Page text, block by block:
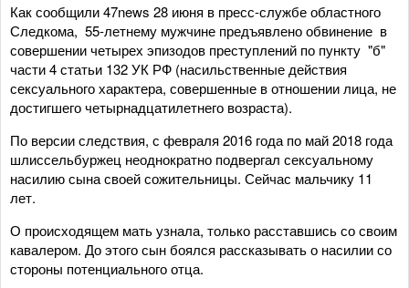
Как сообщили 47news 28 июня в пресс-службе областного
Следкома, 55-летнему мужчине предъявлено обвинение в
совершении четырех эпизодов преступлений по пункту "б"
части 4 статьи 132 УК РФ (насильственные действия
сексуального характера, совершенные в отношении лица, не
достигшего четырнадцатилетнего возраста).
По версии следствия, с февраля 2016 года по май 2018 года
шлиссельбуржец неоднократно подвергал сексуальному
насилию сына своей сожительницы. Сейчас мальчику 11
лет.
О происходящем мать узнала, только расставшись со своим
кавалером. До этого сын боялся рассказывать о насилии со
стороны потенциального отца.